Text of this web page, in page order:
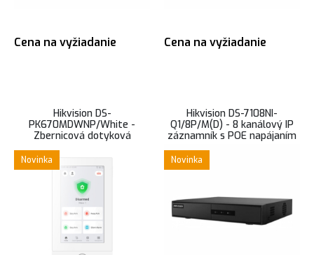
Cena na vyžiadanie Cena na vyžiadanie
Hikvision DS-
PK670MDWNP/White -
Zbernicová dotyková
klávesnica AX HYBRID Pro,
Čítačka kariet, biela
Novinka
Hikvision DS-7108NI-
Q1/8P/M(D) - 8 kanálový IP
záznamník s POE napájaním
pre 8 kamier
Novinka